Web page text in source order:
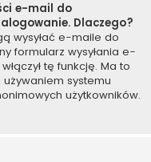
e-mail do
Dlaczego?
wysyłać e-maile do
formularz wysyłania e-
tę funkcję. Ma to
systemu
użytkowników.